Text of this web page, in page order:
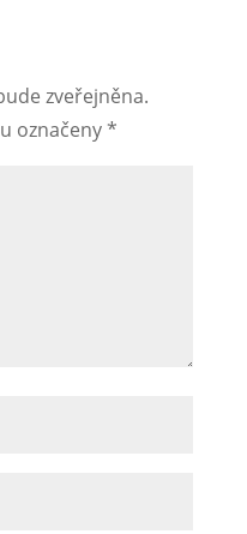
zveřejněna.
označeny*